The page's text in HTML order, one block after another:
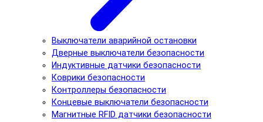
Выключатели аварийной остановки
Дверные выключатели безопасности
Индуктивные датчики безопасности
Коврики безопасности
Контроллеры безопасности
Концевые выключатели безопасности
Магнитные RFID датчики безопасности